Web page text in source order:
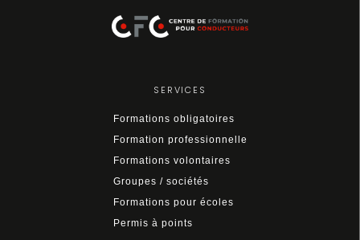
SERVICES
Formations obligatoires
Formation professionnelle
Formations volontaires
Groupes / sociétés
Formations pour écoles
Permis à points